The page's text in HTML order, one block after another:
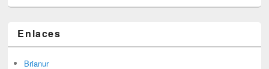
Enlaces
Brianur